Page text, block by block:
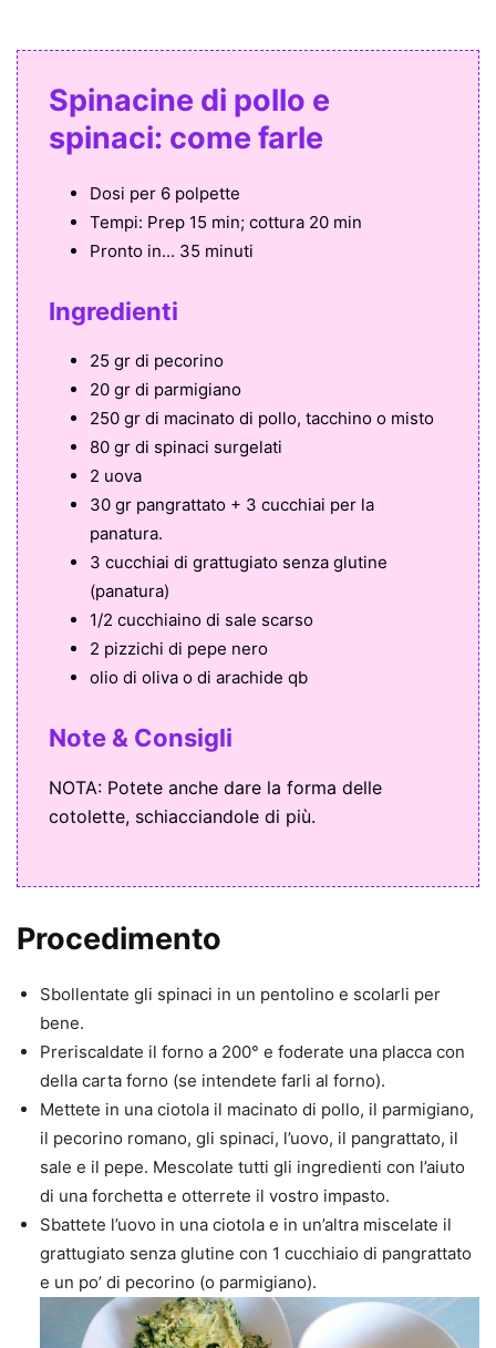
Spinacine di pollo e
spinaci: come farle
Dosi per 6 polpette
Tempi: Prep 15 min; cottura 20 min
Pronto in... 35 minuti
Ingredienti
25 gr di pecorino
20 gr di parmigiano
250 gr di macinato di pollo, tacchino o misto
80 gr di spinaci surgelati
2 uova
30 gr pangrattato + 3 cucchiai per la
panatura.
3 cucchiai di grattugiato senza glutine
(panatura)
1/2 cucchiaino di sale scarso
2 pizzichi di pepe nero
olio di oliva o di arachide qb
Note & Consigli
NOTA: Potete anche dare la forma delle
cotolette, schiacciandole di più.
Procedimento
Sbollentate gli spinaci in un pentolino e scolarli per
bene.
Preriscaldate il forno a 200° e foderate una placca con
della carta forno (se intendete farli al forno).
Mettete in una ciotola il macinato di pollo, il parmigiano,
il pecorino romano, gli spinaci, l’uovo, il pangrattato, il
sale e il pepe. Mescolate tutti gli ingredienti con l’aiuto
di una forchetta e otterrete il vostro impasto.
Sbattete l’uovo in una ciotola e in un’altra miscelate il
grattugiato senza glutine con 1 cucchiaio di pangrattato
e un po’ di pecorino (o parmigiano).